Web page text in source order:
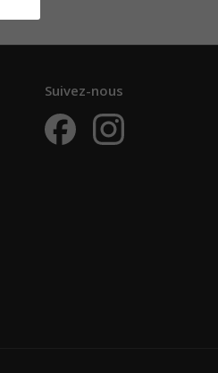
Suivez-nous